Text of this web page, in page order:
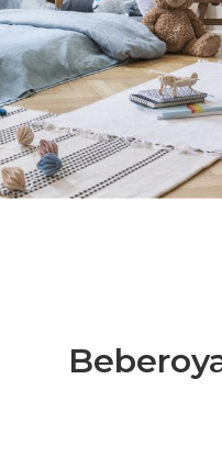
vita
la nostra
riceverai consigli
tua famiglia,
creatività, vita